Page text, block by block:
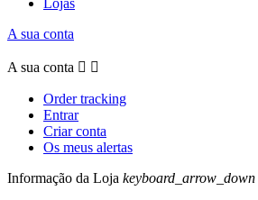
Lojas
A sua conta
A sua conta  
Order tracking
Entrar
Criar conta
Os meus alertas
Informação da Loja keyboard_arrow_down